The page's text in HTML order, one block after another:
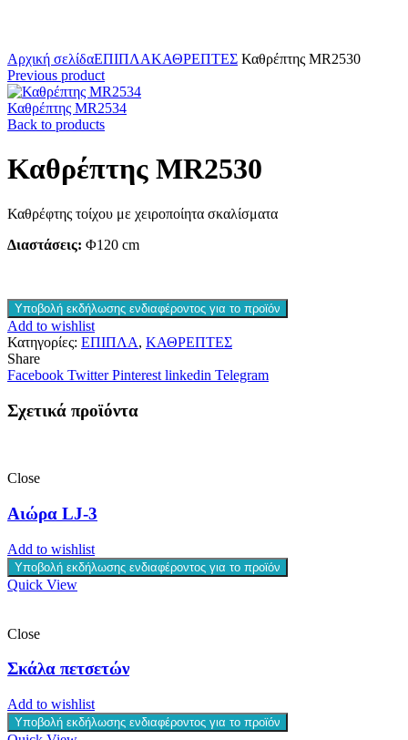
Αρχική σελίδαΕΠΙΠΛΑΚΑΘΡΕΠΤΕΣ Καθρέπτης MR2530
Previous product
Καθρέπτης MR2534
Back to products
Καθρέπτης MR2530
Καθρέφτης τοίχου με χειροποίητα σκαλίσματα
Διαστάσεις: Φ120 cm
Υποβολή εκδήλωσης ενδιαφέροντος για το προϊόν
Add to wishlist
Κατηγορίες: ΕΠΙΠΛΑ, ΚΑΘΡΕΠΤΕΣ
Share
Facebook Twitter Pinterest linkedin Telegram
Σχετικά προϊόντα
Close
Αιώρα LJ-3
Add to wishlist
Υποβολή εκδήλωσης ενδιαφέροντος για το προϊόν
Quick View
Close
Σκάλα πετσετών
Add to wishlist
Υποβολή εκδήλωσης ενδιαφέροντος για το προϊόν